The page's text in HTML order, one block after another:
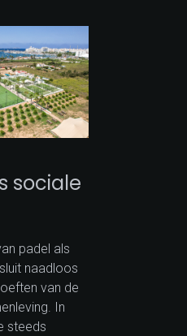
sociale
padel als
naadloos
van de
In
steeds